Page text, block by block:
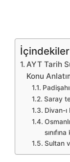
İçindekiler
AYT Tarih
Konu
Saray
Divan-
Sultan